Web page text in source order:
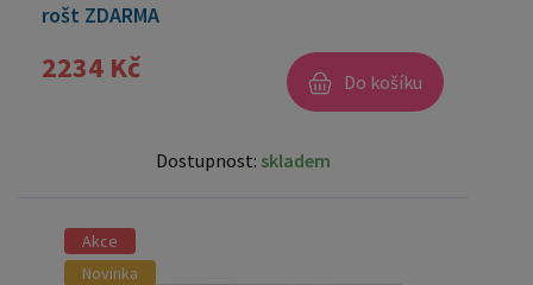
rošt ZDARMA
2234 Kč Do košíku
Dostupnost: skladem
Akce
Novinka